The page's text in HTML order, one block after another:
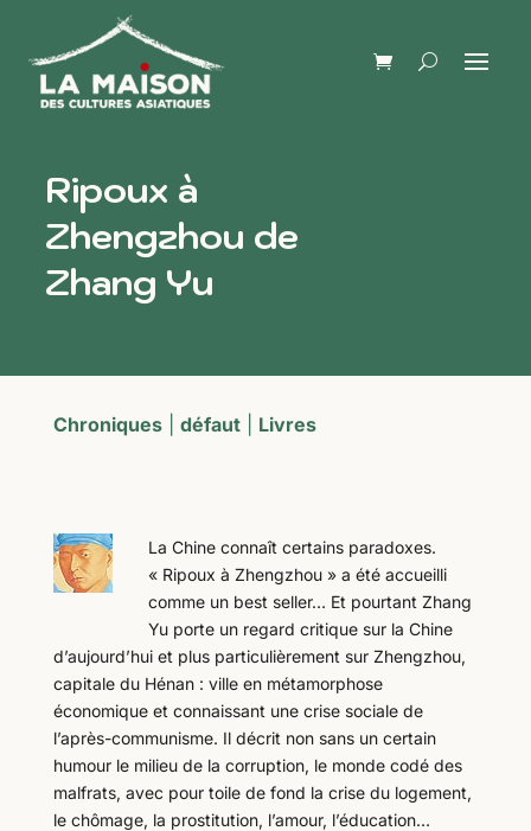
Ripoux à
Zhengzhou de
Zhang Yu
Chroniques| défaut| Livres
La Chine connaît certains paradoxes.
« Ripoux à Zhengzhou » a été accueilli
comme un best seller… Et pourtant Zhang
Yu porte un regard critique sur la Chine
d’aujourd’hui et plus particulièrement sur Zhengzhou,
capitale du Hénan : ville en métamorphose
économique et connaissant une crise sociale de
l’après-communisme. Il décrit non sans un certain
humour le milieu de la corruption, le monde codé des
malfrats, avec pour toile de fond la crise du logement,
le chômage, la prostitution, l’amour, l’éducation…